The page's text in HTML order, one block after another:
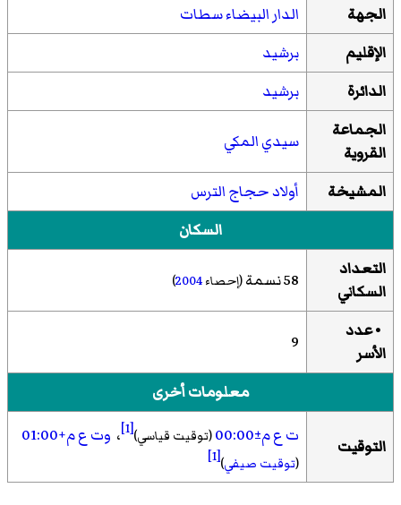
الجهة
الدار البيضاء سطات
الإقليم
برشيد
الدائرة
برشيد
الجماعة
القروية
سيدي المكي
المشيخة
أولاد حجاج الترس
السكان
التعداد
السكاني
58 نسمة (إحصاء2004
)
• عدد
الأسر
9
معلومات أخرى
التوقيت ت ع م±00:00 (توقيت قياسي)[1] ، وت ع م+01:00
(توقيت صيفي)
[1]